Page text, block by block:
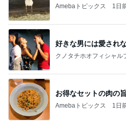
Amebaトピックス 1日
好きな男には愛され
クノタチホオフィシャル
お得なセットの肉の
Amebaトピックス 1日